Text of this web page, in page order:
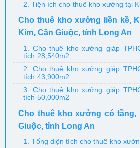
2. Tiện ích cho thuê kho xưởng tại
Cho thuê kho xưởng liền kề,
Kim, Cần Giuộc, tỉnh Long An
1. Cho thuê kho xưởng giáp
tích 28,540m2
2. Cho thuê kho xưởng giáp
tích 43,900m2
3. Cho thuê kho xưởng giáp
tích 50,000m2
Cho thuê kho xưởng có tầng,
Giuộc, tỉnh Long An
1. Tổng diện tích cho thuê kho